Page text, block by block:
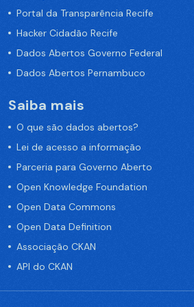
Portal da Transparência Recife
Hacker Cidadão Recife
Dados Abertos Governo Federal
Dados Abertos Pernambuco
Saiba mais
O que são dados abertos?
Lei de acesso a informação
Parceria para Governo Aberto
Open Knowledge Foundation
Open Data Commons
Open Data Definition
Associação CKAN
API do CKAN